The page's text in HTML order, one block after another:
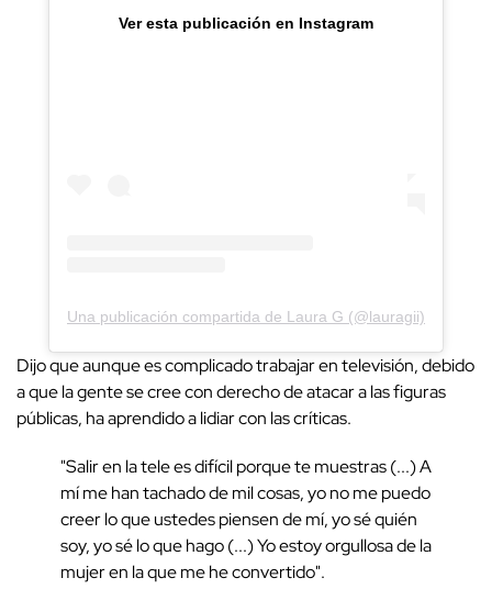
Ver esta publicación en Instagram
Una publicación compartida de Laura G (@lauragii)
Dijo que aunque es complicado trabajar en televisión, debido
a que la gente se cree con derecho de atacar a las figuras
públicas, ha aprendido a lidiar con las críticas.
"Salir en la tele es difícil porque te muestras (...) A
mí me han tachado de mil cosas, yo no me puedo
creer lo que ustedes piensen de mí, yo sé quién
soy, yo sé lo que hago (...) Yo estoy orgullosa de la
mujer en la que me he convertido".